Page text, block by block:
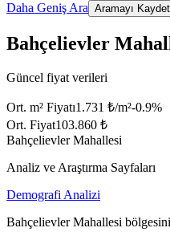
Daha Geniş Ara Aramayı Kaydet
Bahçelievler
Güncel fiyat verileri
Ort. m² Fiyatı1.731 ₺/m²-0.9%
Ort. Fiyat103.860 ₺
Bahçelievler Mahallesi
Analiz ve Araştırma Sayfaları
Demografi Analizi
Bahçelievler Mahallesi